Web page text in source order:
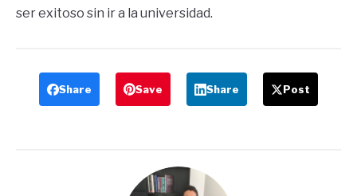
ser exitoso sin ir a la universidad.
Share Save Share Post